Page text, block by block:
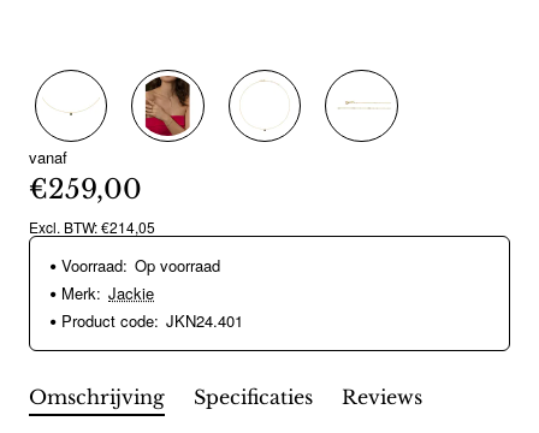
vanaf
€259,00
Excl. BTW: €214,05
Voorraad: Op voorraad
Merk: Jackie
Product code: JKN24.401
Omschrijving Specificaties Reviews